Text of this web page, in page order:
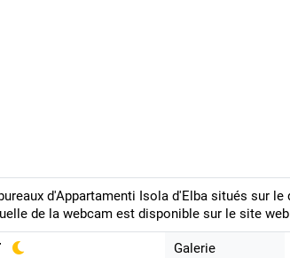
d'Appartamenti Isola d'Elba situés sur
de la webcam est disponible sur le site
Galerie